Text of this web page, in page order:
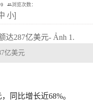
浏览次数：
小]
亿美元
同比增长近68%。